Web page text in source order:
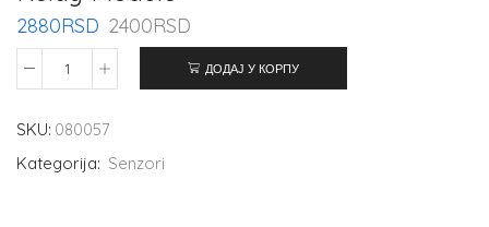
2880RSD 2400RSD
ДОДАЈ У КОРПУ
SKU: 080057
Kategorija: Senzori